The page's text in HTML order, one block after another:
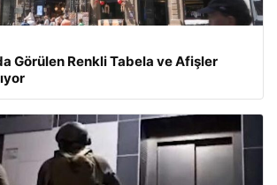
Görülen Renkli Tabela ve Afişler